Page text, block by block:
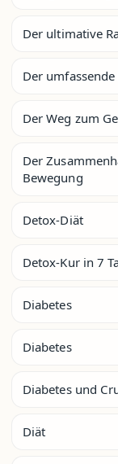
Der ultimative
Der
Der Weg zum
Der
Bewegung
Detox-Diät
Detox-Kur in 7
Diabetes
Diabetes
Diabetes und
Diät